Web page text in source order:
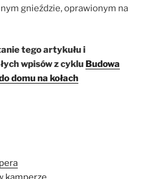
gnieździe, oprawionym na
tego artykułu i
wpisów z cyklu Budowa
domu na kołach